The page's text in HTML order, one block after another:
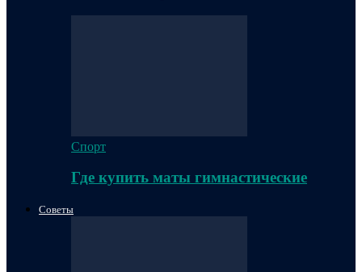
Спорт
Где купить маты гимнастические
Советы